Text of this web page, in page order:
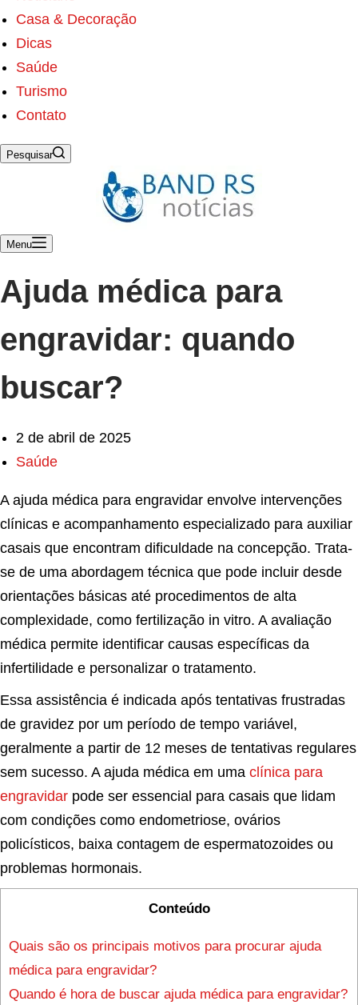
Casa & Decoração
Dicas
Saúde
Turismo
Contato
Pesquisar
Menu
Ajuda médica para
engravidar: quando
buscar?
2 de abril de 2025
Saúde
A ajuda médica para engravidar envolve intervenções
clínicas e acompanhamento especializado para auxiliar
casais que encontram dificuldade na concepção. Trata-
se de uma abordagem técnica que pode incluir desde
orientações básicas até procedimentos de alta
complexidade, como fertilização in vitro. A avaliação
médica permite identificar causas específicas da
infertilidade e personalizar o tratamento.
Essa assistência é indicada após tentativas frustradas
de gravidez por um período de tempo variável,
geralmente a partir de 12 meses de tentativas regulares
sem sucesso. A ajuda médica em uma clínica para
engravidar pode ser essencial para casais que lidam
com condições como endometriose, ovários
policísticos, baixa contagem de espermatozoides ou
problemas hormonais.
Conteúdo
Quais são os principais motivos para procurar ajuda
médica para engravidar?
Quando é hora de buscar ajuda médica para engravidar?